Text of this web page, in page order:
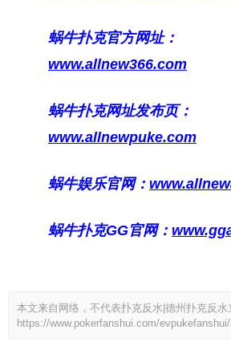
蜗牛扑克官方网址：
www.allnew366.com
蜗牛扑克网址发布页：
www.allnewpuke.com
蜗牛娱乐官网：
蜗牛扑克GG官网：
本文来自网络，不代表扑克反水|德州扑克反水
https://www.pokerfanshui.com/evpukefanshui/